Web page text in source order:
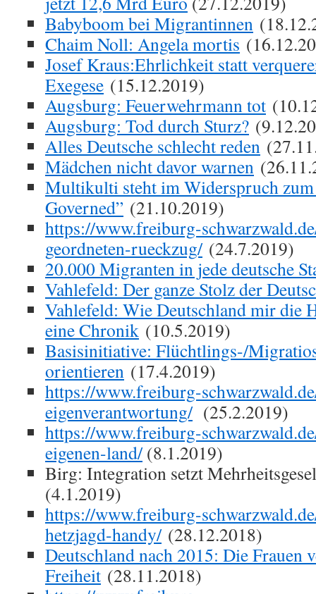
Babyboom bei Migrantinnen
Chaim Noll: Angela mortis
Josef Kraus:Ehrlichkeit statt
Exegese (15.12.2019)
Augsburg: Feuerwehrmann tot
Augsburg: Tod durch Sturz?
Alles Deutsche schlecht reden
Mädchen nicht davor warnen
Multikulti steht im Widerspruch zum
Governed” (21.10.2019)
https://www.freiburg-
geordneten-rueckzug/(24.7.2019)
20.000 Migranten in jede deutsche
Vahlefeld: Der ganze Stolz der
Vahlefeld: Wie Deutschland mir die
eine Chronik (10.5.2019)
Basisinitiative: Flüchtlings-/
orientieren (17.4.2019)
https://www.freiburg-
eigenverantwortung/(25.2.2019)
https://www.freiburg-
eigenen-land/(8.1.2019)
Birg: Integration setzt
(4.1.2019)
https://www.freiburg-
hetzjagd-handy/(28.12.2018)
Deutschland nach 2015: Die Frauen
Freiheit (28.11.2018)